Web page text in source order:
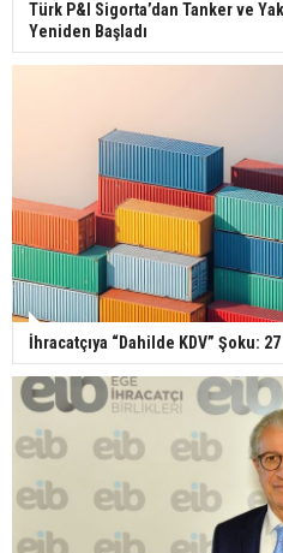
Türk P&I Sigorta’dan Tanker ve
Yeniden Başladı
İhracatçıya “Dahilde KDV” Şoku: